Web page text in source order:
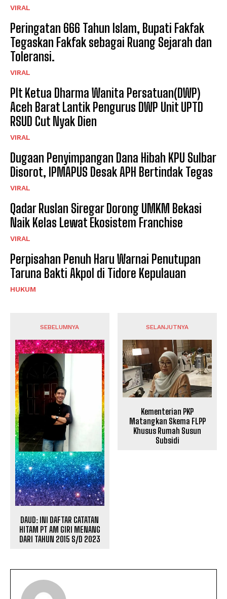
VIRAL
Peringatan 666 Tahun Islam, Bupati Fakfak
Tegaskan Fakfak sebagai Ruang Sejarah dan
Toleransi.
VIRAL
Plt Ketua Dharma Wanita Persatuan(DWP)
Aceh Barat Lantik Pengurus DWP Unit UPTD
RSUD Cut Nyak Dien
VIRAL
Dugaan Penyimpangan Dana Hibah KPU Sulbar
Disorot, IPMAPUS Desak APH Bertindak Tegas
VIRAL
Qadar Ruslan Siregar Dorong UMKM Bekasi
Naik Kelas Lewat Ekosistem Franchise
VIRAL
Perpisahan Penuh Haru Warnai Penutupan
Taruna Bakti Akpol di Tidore Kepulauan
HUKUM
SEBELUMNYA
DAUD: INI DAFTAR CATATAN
HITAM PT AM GIRI MENANG
DARI TAHUN 2015 S/D 2023
SELANJUTNYA
Kementerian PKP
Matangkan Skema FLPP
Khusus Rumah Susun
Subsidi